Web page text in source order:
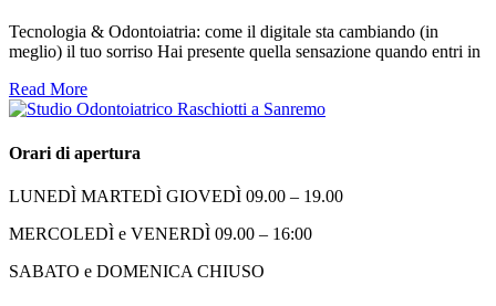
Tecnologia & Odontoiatria: come il digitale sta cambiando (in
meglio) il tuo sorriso Hai presente quella sensazione quando entri in
Read More
Orari di apertura
LUNEDÌ MARTEDÌ GIOVEDÌ 09.00 – 19.00
MERCOLEDÌ e VENERDÌ 09.00 – 16:00
SABATO e DOMENICA CHIUSO